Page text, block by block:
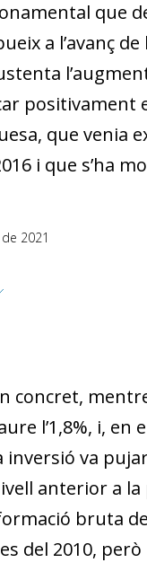
que
a l’avanç
positivament
que venia
i que s’ha
2021
concret,
l’1,8%, i,
inversió va
anterior a la
bruta
del 2010,